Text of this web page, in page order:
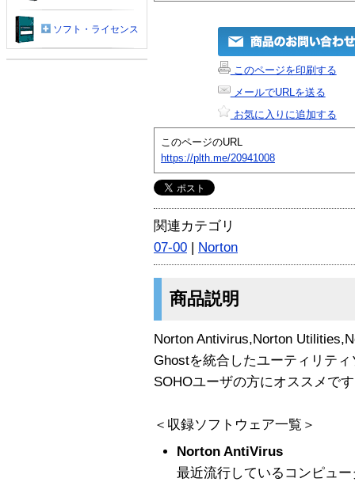
このページを印刷する
メールでURLを送る
お気に入りに追加する
このページのURL
https://plth.me/20941008
関連カテゴリ
07-00 | Norton
商品説明
Norton Antivirus,Norton
Ghostを統合したユーティリテ
SOHOユーザの方にオススメで
＜収録ソフトウェア一覧＞
Norton AntiVirus
最近流行しているコンピュ
ソフト・ライセンス